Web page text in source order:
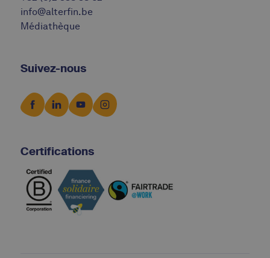
info@alterfin.be
Médiathèque
Suivez-nous
Certifications